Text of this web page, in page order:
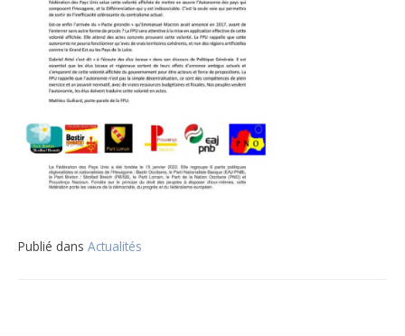
Publié dans Actualités